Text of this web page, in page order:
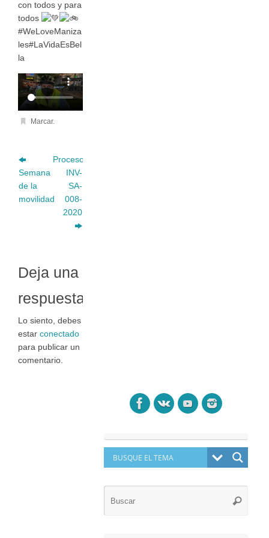
con todos y para
todos
#WeLoveManiza
les#LaVidaEsBel
la
Marcar.
Semana
de la
movilidad
Proceso
INV-
SA-
008-
2020
Deja una
respuesta
Lo siento, debes
estar conectado
para publicar un
comentario.
Buscar